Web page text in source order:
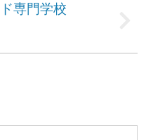
専門学校